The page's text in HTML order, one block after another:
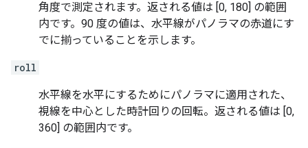
角度で測定されます。返される値は [0, 180] の範囲
内です。90 度の値は、水平線がパノラマの赤道にす
でに揃っていることを示します。
roll
水平線を水平にするためにパノラマに適用された、
視線を中心とした時計回りの回転。返される値は [0,
360] の範囲内です。